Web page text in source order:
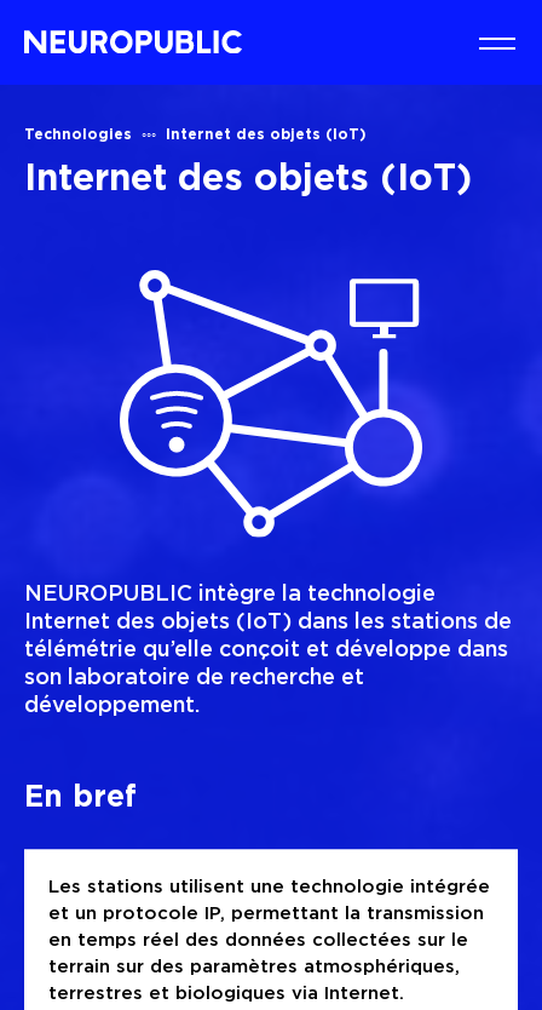
Technologies Internet des objets (IoT)
Internet des objets (IoT)
NEUROPUBLIC intègre la technologie
Internet des objets (IoT) dans les stations de
télémétrie qu’elle conçoit et développe dans
son laboratoire de recherche et
développement.
En bref
Les stations utilisent une technologie intégrée
et un protocole IP, permettant la transmission
en temps réel des données collectées sur le
terrain sur des paramètres atmosphériques,
terrestres et biologiques via Internet.